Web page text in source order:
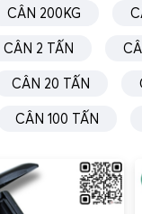
lên cân:
Quan
hiệu chỉnh
Thông
bạn cần nhấn
trong sách
kỳ giúp cân duy
CÂN 200KG
CÂN 2 TẤN
CÂN 20 TẤN
CÂN 100 TẤN